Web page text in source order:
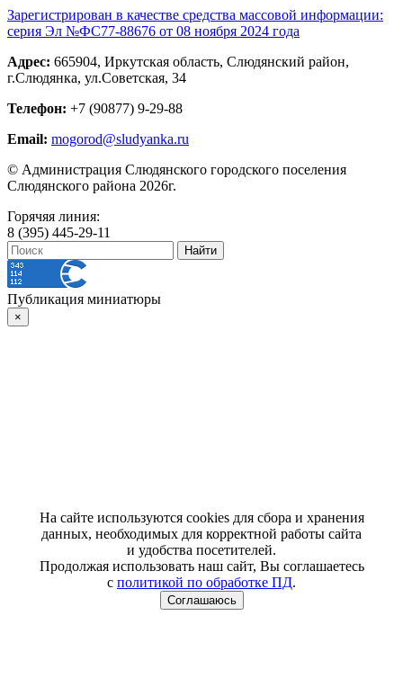
Зарегистрирован в качестве средства массовой информации:
серия Эл №ФС77-88676 от 08 ноября 2024 года
Адрес: 665904, Иркутская область, Слюдянский район,
г.Слюдянка, ул.Советская, 34
Телефон: +7 (90877) 9-29-88
Email: mogorod@sludyanka.ru
© Администрация Слюдянского городского поселения
Слюдянского района 2026г.
Горячяя линия:
8 (395) 445-29-11
Публикация миниатюры
×
На сайте используются cookies для сбора и хранения
данных, необходимых для корректной работы сайта
и удобства посетителей.
Продолжая использовать наш сайт, Вы соглашаетесь
с политикой по обработке ПД.
Соглашаюсь